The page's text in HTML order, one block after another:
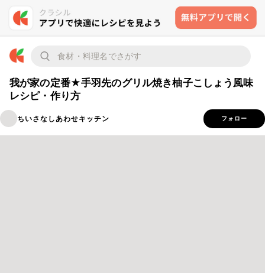
我が家の定番★手羽先のグリル焼き柚子こしょう風味
レシピ・作り方
ちいさなしあわせキッチン フォロー